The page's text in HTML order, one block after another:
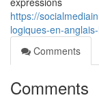
https://
logiques-en-
Comments
Comments